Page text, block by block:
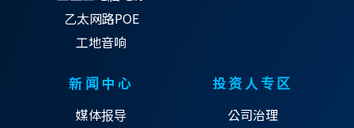
乙太网路POE
工地音响
新闻中心
媒体报导
投资人专区
公司治理